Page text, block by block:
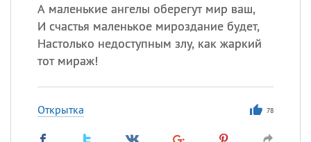
А маленькие ангелы оберегут мир ваш,
И счастья маленькое мироздание будет,
Настолько недоступным злу, как жаркий
тот мираж!
Открытка 78